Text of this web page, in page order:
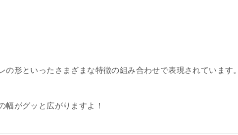
形といったさまざまな特徴の組み合わせで表現されています。
幅がグッと広がりますよ！